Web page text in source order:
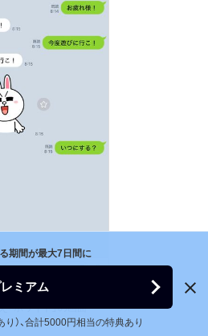
「ホワイト」の画面
期間が最大7日間に
ミアム
）、合計5000円相当の特典あり